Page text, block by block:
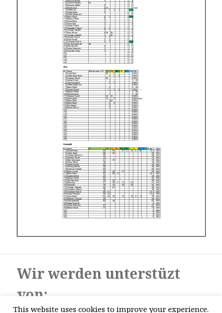
Wir werden unterstüzt
von:
This website uses cookies to improve your experience.